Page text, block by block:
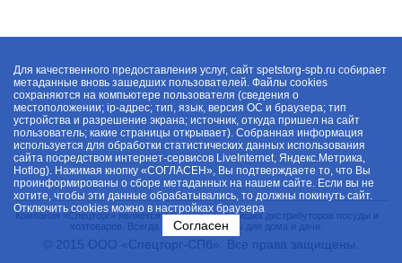
Компания «Спецторг» является одним из крупнейших дистрибуторов посуды и
хозтоваров. Всегда в наличии товары для дома и дачи.
© 2015 ООО «Спецторг-СПб». Все права защищены.
Для качественного предоставления услуг, сайт spetstorg-spb.ru собирает
метаданные вновь зашедших пользователей. Файлы cookies
сохраняются на компьютере пользователя (сведения о
местоположении; ip-адрес; тип, язык, версия ОС и браузера; тип
устройства и разрешение экрана; источник, откуда пришел на сайт
пользователь; какие страницы открывает). Собранная информация
используется для обработки статистических данных использования
сайта посредством интернет-сервисов LiveInternet, Яндекс.Метрика,
Hotlog). Нажимая кнопку «СОГЛАСЕН», Вы подтверждаете то, что Вы
проинформированы о сборе метаданных на нашем сайте. Если вы не
хотите, чтобы эти данные обрабатывались, то должны покинуть сайт.
Отключить cookies можно в настройках браузера
Согласен